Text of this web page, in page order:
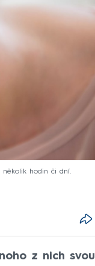
několik hodin či dní.
z nich svou